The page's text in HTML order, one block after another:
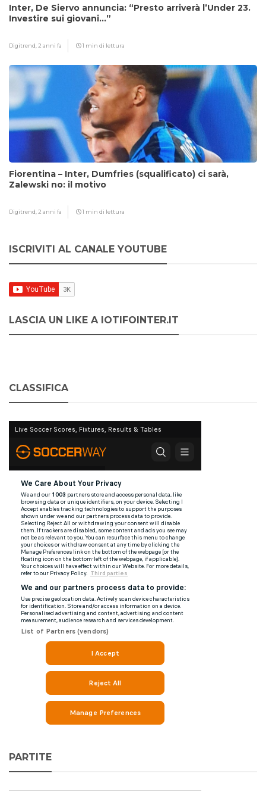
Inter, De Siervo annuncia: “Presto arriverà l’Under 23.
Investire sui giovani…”
Digitrend, 2 anni fa 1 min di lettura
Fiorentina – Inter, Dumfries (squalificato) ci sarà,
Zalewski no: il motivo
Digitrend, 2 anni fa 1 min di lettura
ISCRIVITI AL CANALE YOUTUBE
LASCIA UN LIKE A IOTIFOINTER.IT
CLASSIFICA
PARTITE